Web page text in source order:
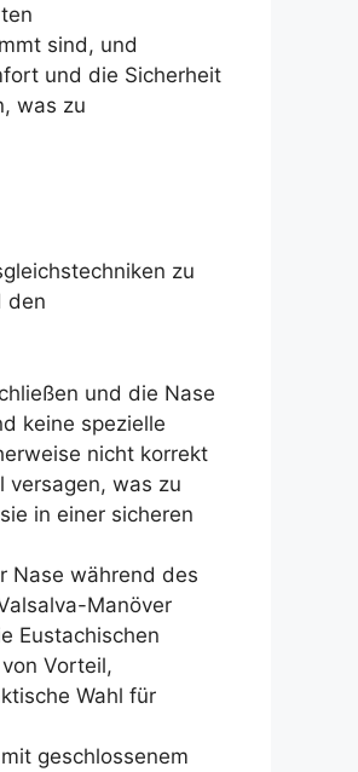
sind, und
und die Sicherheit
was zu
zu
den
und die Nase
keine spezielle
nicht korrekt
versagen, was zu
in einer sicheren
Nase während des
Manöver
Eustachischen
Vorteil,
Wahl für
geschlossenem